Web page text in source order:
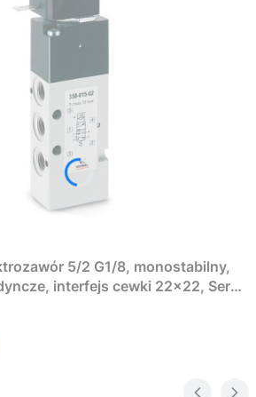
5/2 G1/8, monostabilny,
interfejs cewki 22×22, Seria